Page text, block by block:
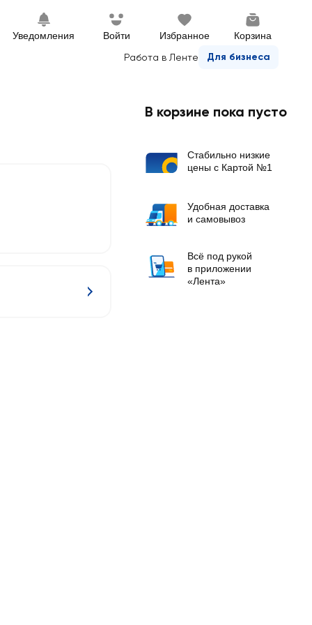
Уведомления Войти Избранное
Корзина
Работа в Ленте
Для бизнеса
В корзине пока пусто
Стабильно низкие
цены с Картой №1
Удобная доставка
и самовывоз
Всё под рукой
в приложении
«Лента»